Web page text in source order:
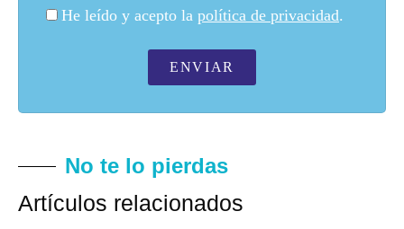
He leído y acepto la política de privacidad.
ENVIAR
No te lo pierdas
Artículos relacionados